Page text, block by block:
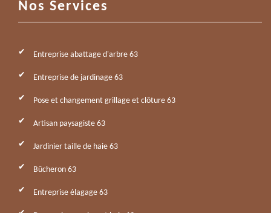
Nos Services
Entreprise abattage d'arbre 63
Entreprise de jardinage 63
Pose et changement grillage et clôture 63
Artisan paysagiste 63
Jardinier taille de haie 63
Bûcheron 63
Entreprise élagage 63